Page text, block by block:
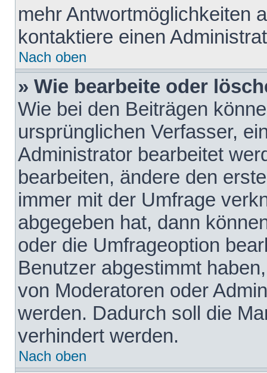
mehr Antwortmöglichkeiten
kontaktiere einen
Nach oben
» Wie bearbeite oder
Wie bei den Beiträgen
ursprünglichen Verfasser,
Administrator bearbeitet
bearbeiten, ändere den
immer mit der Umfrage
abgegeben hat, dann
oder die Umfrageoption
Benutzer abgestimmt
von Moderatoren oder
werden. Dadurch soll die
verhindert werden.
Nach oben